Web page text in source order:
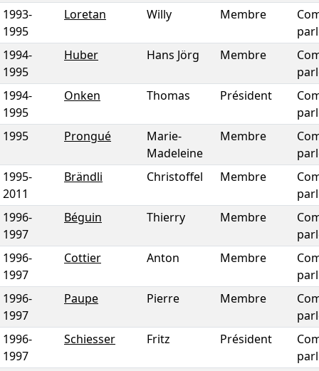
1993-
1995
Loretan Willy Membre
1994-
1995
Huber Hans Jörg Membre
1994-
1995
Onken Thomas Président
1995
Prongué
Marie-
Madeleine
Membre
1995-
2011
Brändli Christoffel Membre
1996-
1997
Béguin Thierry Membre
1996-
1997
Cottier Anton Membre
1996-
1997
Paupe Pierre Membre
1996-
1997
Schiesser Fritz Président